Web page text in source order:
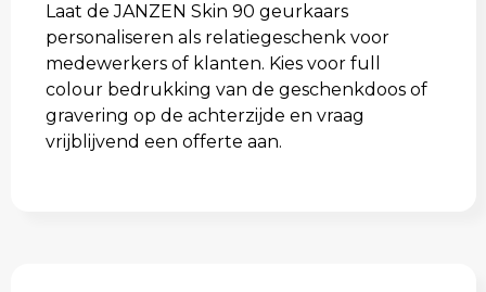
Laat de JANZEN Skin 90 geurkaars
personaliseren als relatiegeschenk voor
medewerkers of klanten. Kies voor full
colour bedrukking van de geschenkdoos of
gravering op de achterzijde en vraag
vrijblijvend een offerte aan.